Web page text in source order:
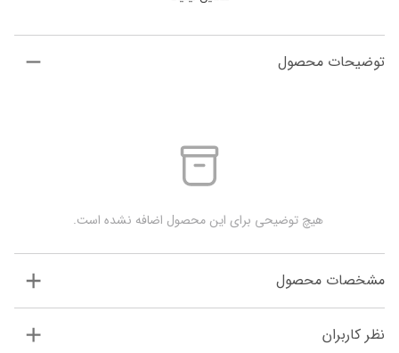
توضیحات محصول
هیچ توضیحی برای این محصول اضافه نشده است.
مشخصات محصول
نظر کاربران